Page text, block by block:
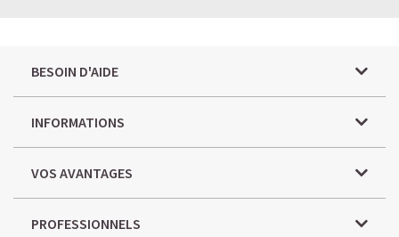
BESOIN D'AIDE
INFORMATIONS
VOS AVANTAGES
PROFESSIONNELS